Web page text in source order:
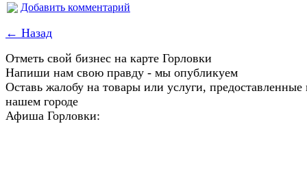
Добавить комментарий
← Назад
Отметь свой бизнес на карте Горловки
Напиши нам свою правду - мы опубликуем
Оставь жалобу на товары или услуги, предоставленные
нашем городе
Афиша Горловки: